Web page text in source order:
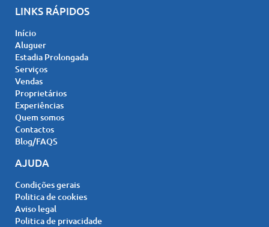
LINKS RÁPIDOS
Início
Aluguer
Estadia Prolongada
Serviços
Vendas
Proprietários
Experiências
Quem somos
Contactos
Blog/FAQS
AJUDA
Condições gerais
Politica de cookies
Aviso legal
Politica de privacidade